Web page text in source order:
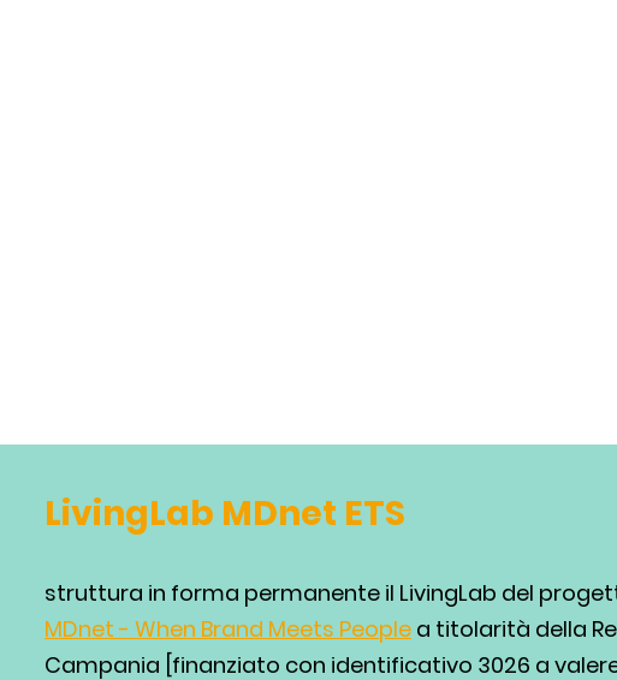
LivingLab MDnet ETS
struttura in forma permanente il LivingLab del
MDnet - When Brand Meets People a titolarità della
Campania [finanziato con identificativo 3026 a